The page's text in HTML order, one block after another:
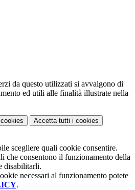
da questo utilizzati si avvalgono di
ed utili alle finalità illustrate nella
Accetta tutti i cookies
scegliere quali cookie consentire.
che consentono il funzionamento della
disabilitarli.
necessari al funzionamento potete
.